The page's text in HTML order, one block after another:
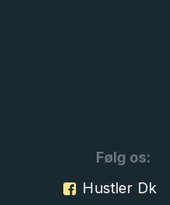
Følg os:
Hustler Dk